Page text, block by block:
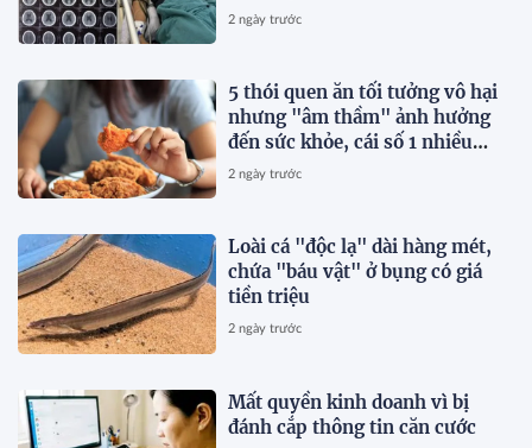
2 ngày trước
5 thói quen ăn tối tưởng vô hại
nhưng "âm thầm" ảnh hưởng
đến sức khỏe, cái số 1 nhiều
người vẫn mắc
2 ngày trước
Loài cá "độc lạ" dài hàng mét,
chứa "báu vật" ở bụng có giá
tiền triệu
2 ngày trước
Mất quyền kinh doanh vì bị
đánh cắp thông tin căn cước